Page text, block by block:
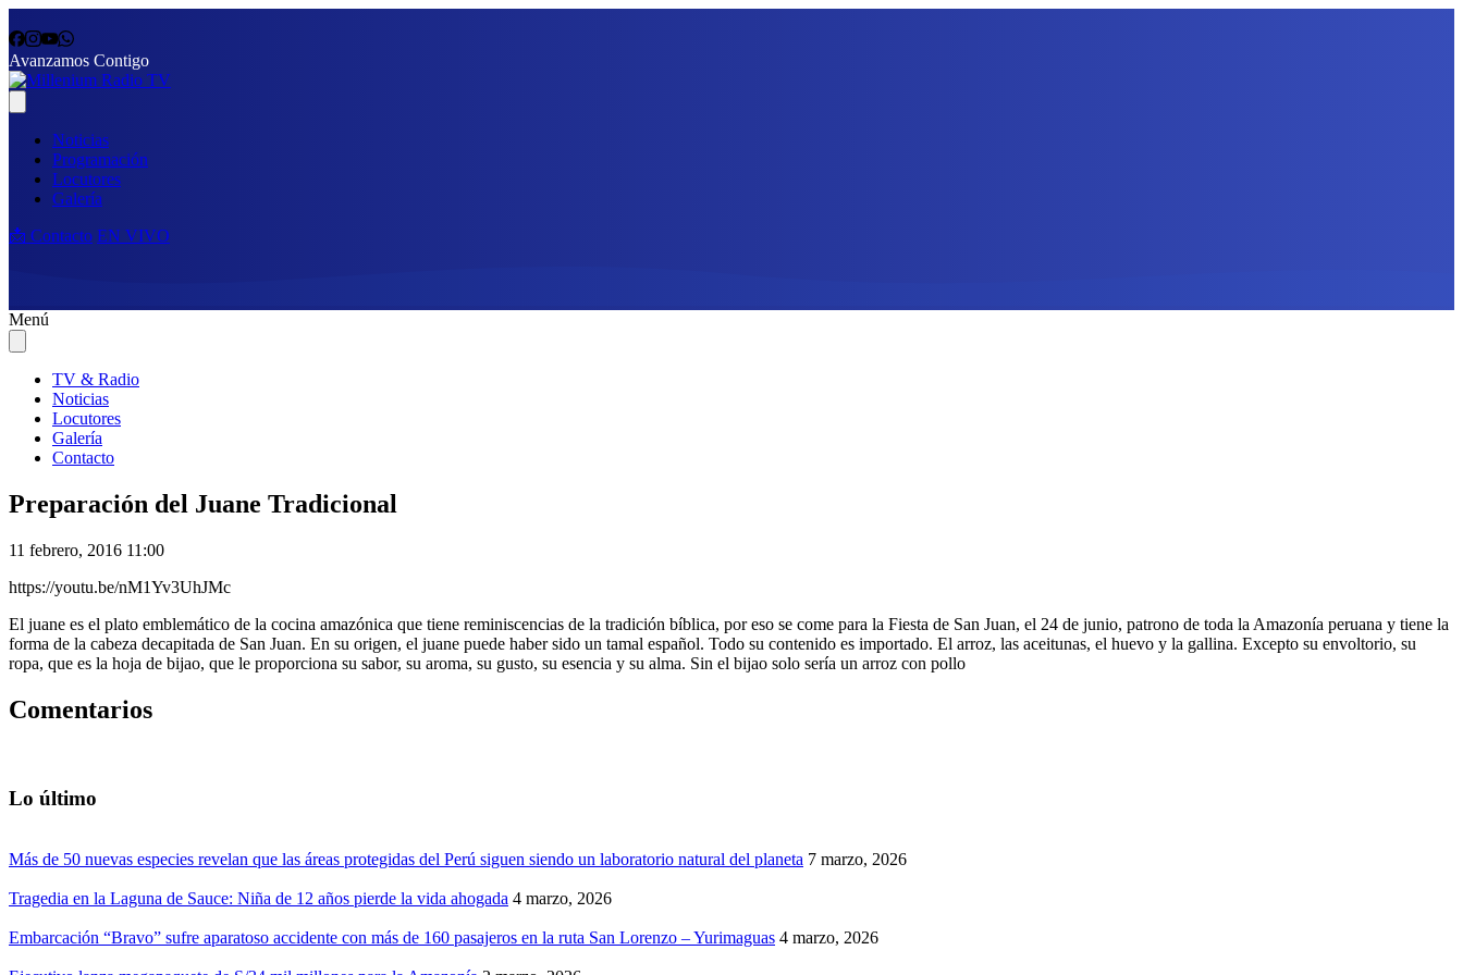
Avanzamos Contigo
Noticias
Programación
Locutores
Galería
📩 Contacto EN VIVO
Menú
TV & Radio
Noticias
Locutores
Galería
Contacto
Preparación del Juane Tradicional
11 febrero, 2016 11:00
https://youtu.be/nM1Yv3UhJMc
El juane es el plato emblemático de la cocina amazónica que tiene reminiscencias de la tradición bíblica, por eso se come para la Fiesta de San Juan, el 24 de junio, patrono de toda la Amazonía peruana y tiene la
forma de la cabeza decapitada de San Juan. En su origen, el juane puede haber sido un tamal español. Todo su contenido es importado. El arroz, las aceitunas, el huevo y la gallina. Excepto su envoltorio, su
ropa, que es la hoja de bijao, que le proporciona su sabor, su aroma, su gusto, su esencia y su alma. Sin el bijao solo sería un arroz con pollo
Comentarios
Lo último
Más de 50 nuevas especies revelan que las áreas protegidas del Perú siguen siendo un laboratorio natural del planeta 7 marzo, 2026
Tragedia en la Laguna de Sauce: Niña de 12 años pierde la vida ahogada 4 marzo, 2026
Embarcación “Bravo” sufre aparatoso accidente con más de 160 pasajeros en la ruta San Lorenzo – Yurimaguas 4 marzo, 2026